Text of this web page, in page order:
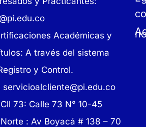
Académicas y
A través del sistema
y Control.
servicioalcliente@pi.edu.co
73: Calle 73 N° 10-45
: Av Boyacá # 138 – 70